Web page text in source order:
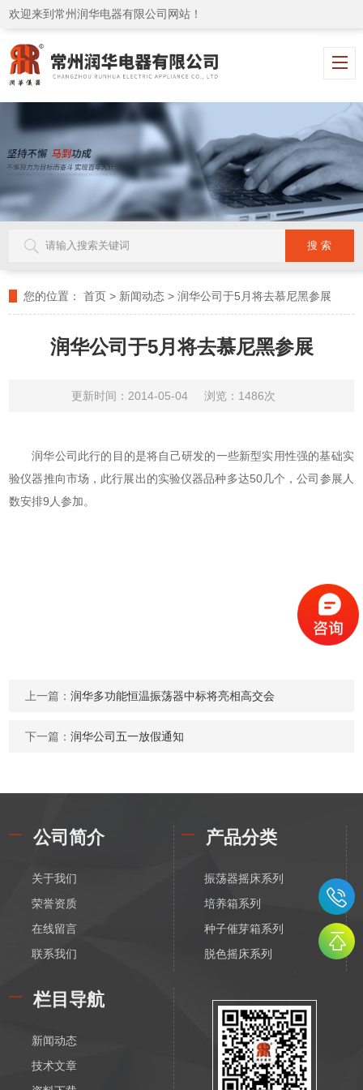
欢迎来到常州润华电器有限公司网站！
您的位置： 首页 > 新闻动态 >润华公司于5月将去慕尼黑参展
润华公司于5月将去慕尼黑参展
更新时间：2014-05-04 浏览：1486次
润华公司此行的目的是将自己研发的一些新型实用性强的基础实
验仪器推向市场，此行展出的实验仪器品种多达50几个，公司参展人
数安排9人参加。
上一篇：润华多功能恒温振荡器中标将亮相高交会
下一篇：润华公司五一放假通知
公司简介
关于我们
荣誉资质
在线留言
联系我们
产品分类
振荡器摇床系列
培养箱系列
种子催芽箱系列
脱色摇床系列
恒温磁力搅拌器系列
电动搅拌器系列
离心机系列
水浴锅系列
栏目导航
新闻动态
技术文章